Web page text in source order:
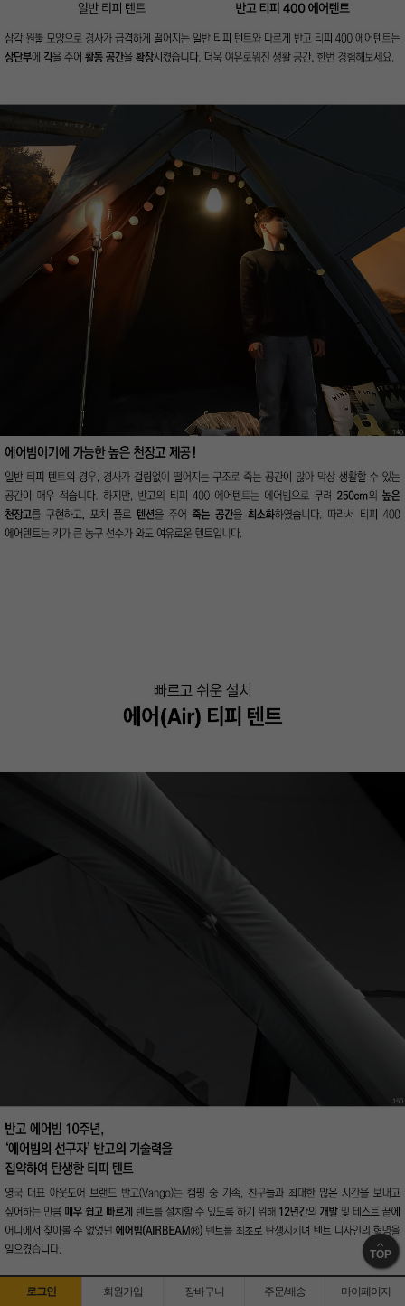
TOP
로그인 회원가입 장바구니 주문/배송 마이페이지